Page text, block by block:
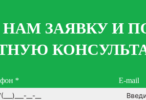
НАМ ЗАЯВКУ И
* E-mail